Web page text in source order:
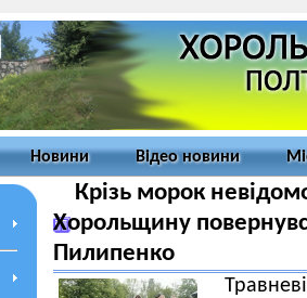
Новини Відео новини
Крізь морок
Хорольщину
Пилипенко